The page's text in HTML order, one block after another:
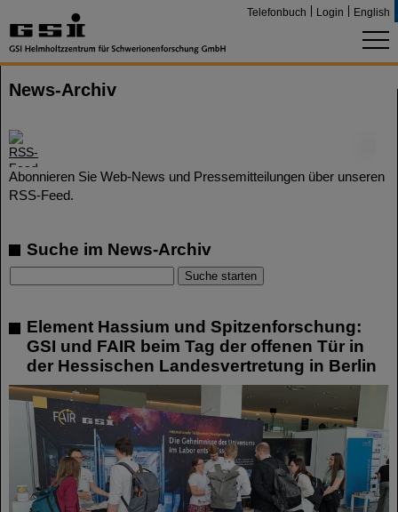
Telefonbuch Login English
News-Archiv
Abonnieren Sie Web-News und Pressemitteilungen über unseren
RSS-Feed.
Suche im News-Archiv
Element Hassium und Spitzenforschung:
GSI und FAIR beim Tag der offenen Tür in
der Hessischen Landesvertretung in Berlin